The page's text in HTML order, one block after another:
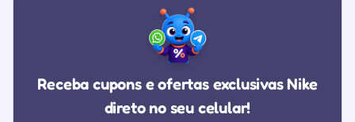
Receba cupons e ofertas exclusivas Nike
direto no seu celular!